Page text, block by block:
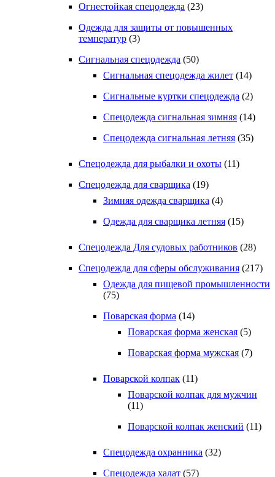
Огнестойкая спецодежда (23)
Одежда для защиты от повышенных
температур (3)
Сигнальная спецодежда (50)
Сигнальная спецодежда жилет (14)
Сигнальные куртки спецодежда (2)
Спецодежда сигнальная зимняя (14)
Спецодежда сигнальная летняя (35)
Спецодежда для рыбалки и охоты (11)
Спецодежда для сварщика (19)
Зимняя одежда сварщика (4)
Одежда для сварщика летняя (15)
Спецодежда Для судовых работников (28)
Спецодежда для сферы обслуживания (217)
Одежда для пищевой промышленности
(75)
Поварская форма (14)
Поварская форма женская (5)
Поварская форма мужская (7)
Поварской колпак (11)
Поварской колпак для мужчин
(11)
Поварской колпак женский (11)
Спецодежда охранника (32)
Спецодежда халат (57)